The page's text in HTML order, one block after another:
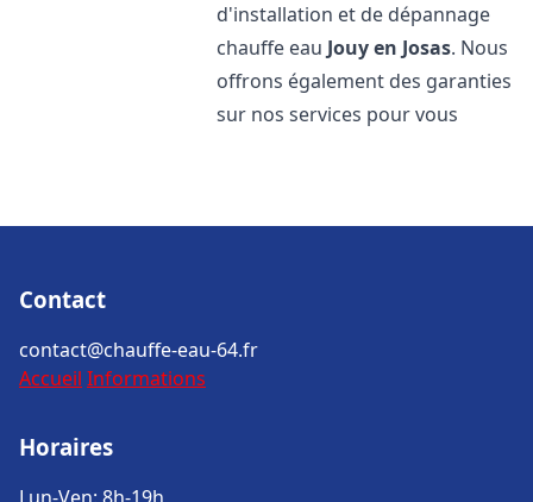
d'installation et de dépannage
chauffe eau Jouy en Josas. Nous
offrons également des garanties
sur nos services pour vous
Contact
contact@chauffe-eau-64.fr
Accueil Informations
Horaires